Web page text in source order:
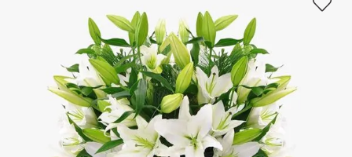
coroana funerara
floarea soarelui
buchet lalele
hortensie
trandafiri albi